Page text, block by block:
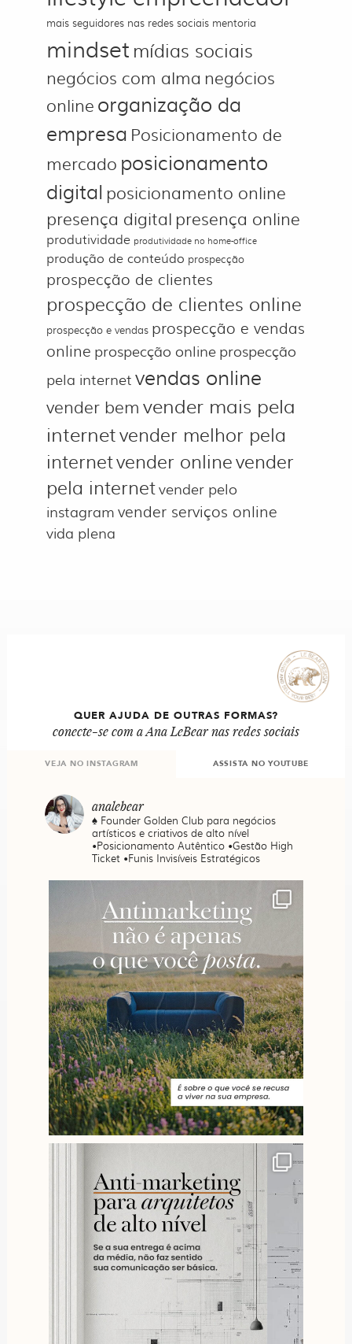
mais seguidores nas redes sociais mentoria
mindset mídias sociais
negócios com alma negócios
onlineorganização da
empresa Posicionamento de
mercado posicionamento
digital posicionamento online
presença digitalpresença online
produtividade produtividade no home-office
produção de conteúdo prospecção
prospecção de clientes
prospecção de clientes online
prospecção e vendas prospecção e vendas
online prospecção online prospecção
pela internet vendas online
vender bemvender mais pela
internetvender melhor pela
internetvender onlinevender
pela internetvender pelo
instagram vender serviços online
vida plena
QUER AJUDA DE OUTRAS FORMAS?
conecte-se com a Ana LeBear nas redes sociais
VEJA NO INSTAGRAM ASSISTA NO YOUTUBE
analebear
♠️ Founder Golden Club para negócios
artísticos e criativos de alto nível
•Posicionamento Autêntico •Gestão High
Ticket •Funis Invisíveis Estratégicos